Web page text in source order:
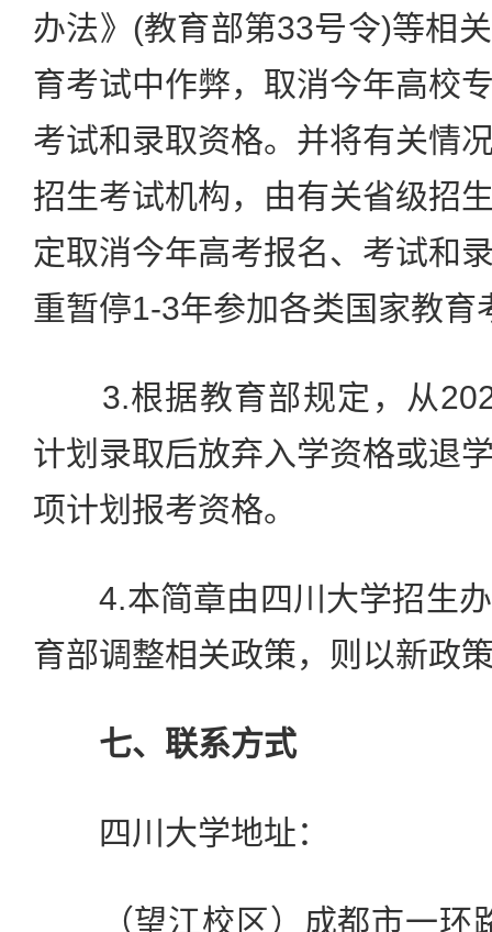
办法》(教育部第33号令)等相
育考试中作弊，取消今年高校
考试和录取资格。并将有关情
招生考试机构，由有关省级招
定取消今年高考报名、考试和
重暂停1-3年参加各类国家教育
3.根据教育部规定，从
计划录取后放弃入学资格或退
项计划报考资格。
4.本简章由四川大学招生办
育部调整相关政策，则以新政
七、联系方式
四川大学地址：
（望江校区）成都市一环